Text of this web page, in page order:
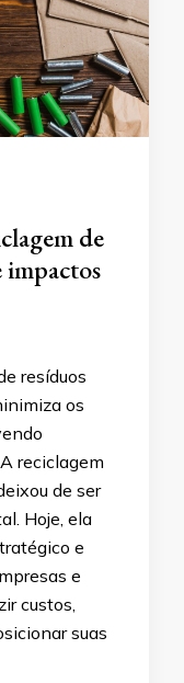
de
impactos
resíduos
os
reciclagem
de ser
Hoje, ela
e
e
custos,
suas